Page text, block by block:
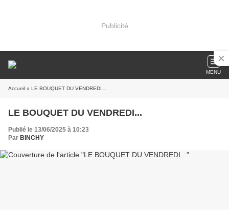
Publicité
MENU
Accueil » LE BOUQUET DU VENDREDI...
LE BOUQUET DU VENDREDI...
Publié le 13/06/2025 à 10:23
Par BINCHY